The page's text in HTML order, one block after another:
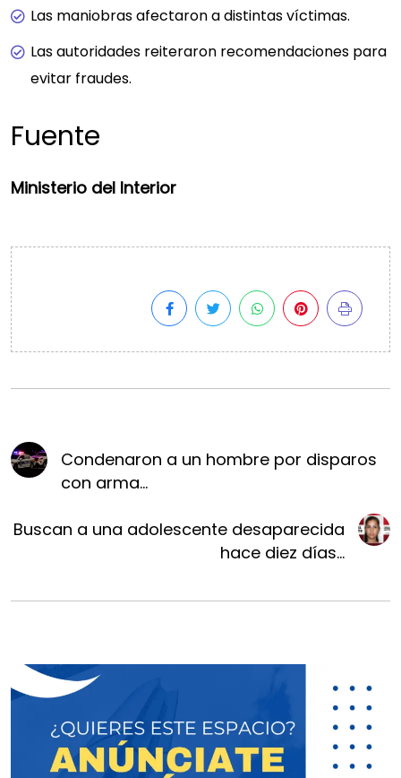
Las maniobras afectaron a distintas víctimas.
Las autoridades reiteraron recomendaciones para
evitar fraudes.
Fuente
Ministerio del Interior
Condenaron a un hombre por disparos
con arma...
Buscan a una adolescente desaparecida
hace diez días...